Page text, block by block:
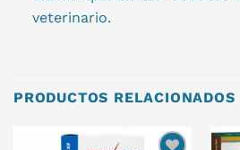
veterinario.
PRODUCTOS RELACIONADOS